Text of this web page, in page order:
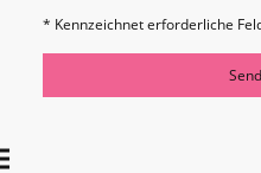
* Kennzeichnet erforderliche